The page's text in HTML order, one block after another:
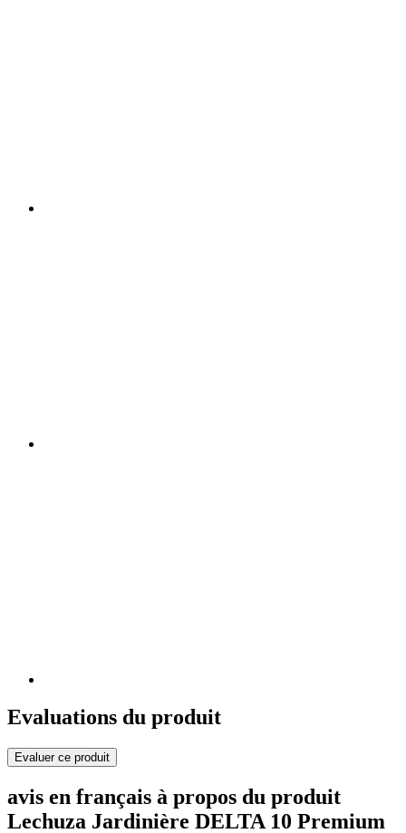
Evaluations du produit
Evaluer ce produit
avis en français à propos du produit
Lechuza Jardinière DELTA 10 Premium